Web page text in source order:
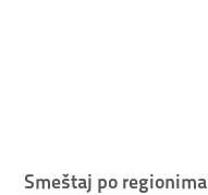
Smeštaj po regionima